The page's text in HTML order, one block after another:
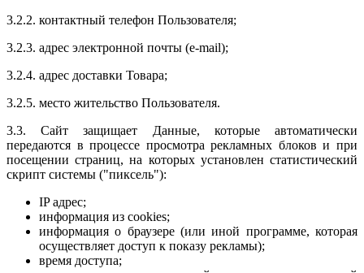
3.2.2. контактный телефон Пользователя;
3.2.3. адрес электронной почты (e-mail);
3.2.4. адрес доставки Товара;
3.2.5. место жительство Пользователя.
3.3. Сайт защищает Данные, которые автоматически
передаются в процессе просмотра рекламных блоков и при
посещении страниц, на которых установлен статистический
скрипт системы ("пиксель"):
IP адрес;
информация из cookies;
информация о браузере (или иной программе, которая
осуществляет доступ к показу рекламы);
время доступа;